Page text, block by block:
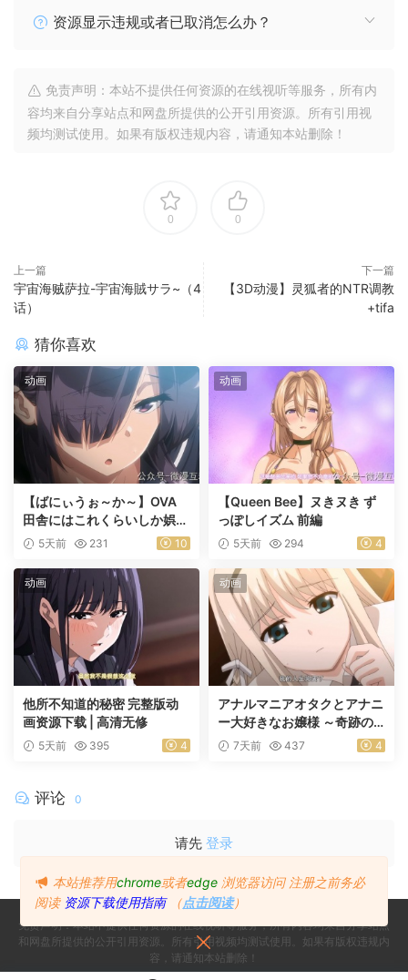
资源显示违规或者已取消怎么办？
免责声明：本站不提供任何资源的在线视听等服务，所有内
容均来自分享站点和网盘所提供的公开引用资源。所有引用视
频均测试使用。如果有版权违规内容，请通知本站删除！
0 0
上一篇
宇宙海贼萨拉-宇宙海賊サラ~（4
话）
下一篇
【3D动漫】灵狐者的NTR调教
+tifa
猜你喜欢
动画
【ばにぃうぉ～か～】OVA
田舎にはこれくらいしか娯楽
がない ＃1乡下几乎没有娱乐
5天前 231 10
动画
【Queen Bee】ヌきヌき ず
っぽしイズム 前編
5天前 294 4
动画
他所不知道的秘密 完整版动
画资源下载 | 高清无修
5天前 395 4
动画
アナルマニアオタクとアナニ
ー大好きなお嬢様 ～奇跡の
マッチング～ 前編
7天前 437 4
评论 0
请先 登录
免责声明：本站不提供任何资源的在线视听等服务，所有内容均来自分享站点
和网盘所提供的公开引用资源。所有引用视频均测试使用。如果有版权违规内
容，请通知本站删除！
本站推荐用chrome或者edge 浏览器访问 注册之前务必
阅读 资源下载使用指南 （点击阅读）